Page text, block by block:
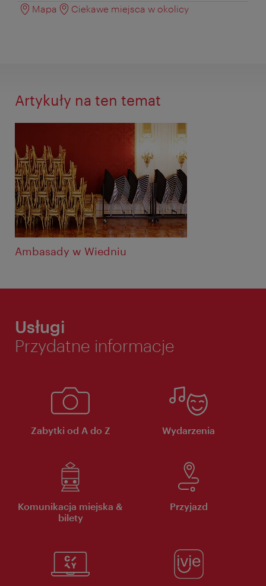
Mapa
Ciekawe miejsca w okolicy
Artykuły na ten temat
Ambasady w Wiedniu
Usługi
Przydatne informacje
Zabytki od A do Z Wydarzenia
Komunikacja miejska &
bilety
Przyjazd